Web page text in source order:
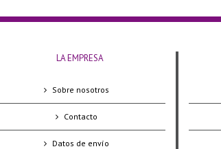
LA EMPRESA
Sobre nosotros
Contacto
Datos de envío